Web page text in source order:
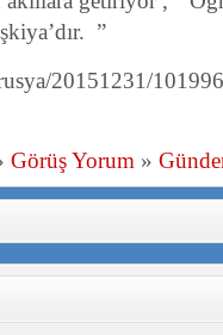
”
20151231/
Görüş Yorum »